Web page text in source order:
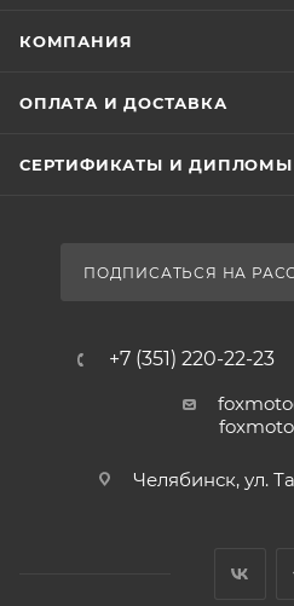
КОМПАНИЯ
ОПЛАТА И ДОСТАВКА
СЕРТИФИКАТЫ И ДИПЛОМЫ
ПОДПИСАТЬСЯ НА
+7 (351) 220-22-23
Челябинск, ул.